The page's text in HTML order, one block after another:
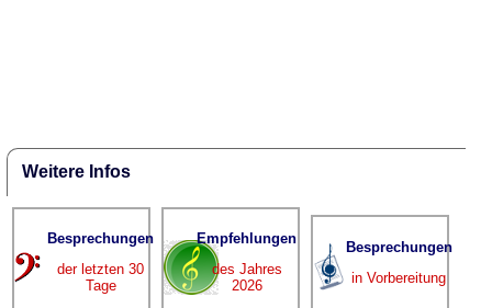
Weitere Infos
Besprechungen
der letzten 30
Tage
Empfehlungen
des Jahres
2026
Besprechungen
in Vorbereitung